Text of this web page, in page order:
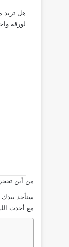
هل تريد
لورقة
من أين
سنأخذ بيدك
مع أحدث اللوائح لعام 2026 لتتجنب أي رفض أو تأخير غير مبرر. تابع القراءة